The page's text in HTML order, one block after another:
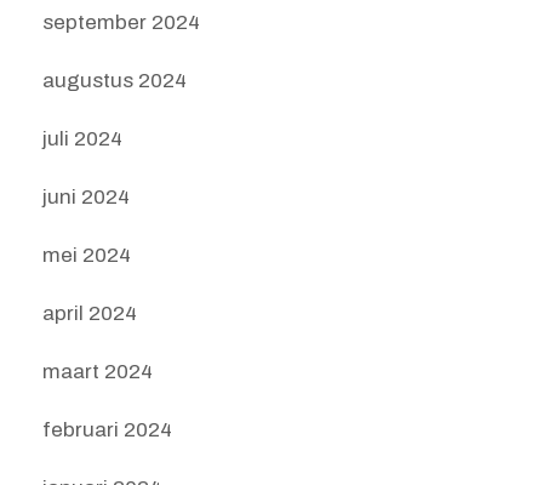
september 2024
augustus 2024
juli 2024
juni 2024
mei 2024
april 2024
maart 2024
februari 2024